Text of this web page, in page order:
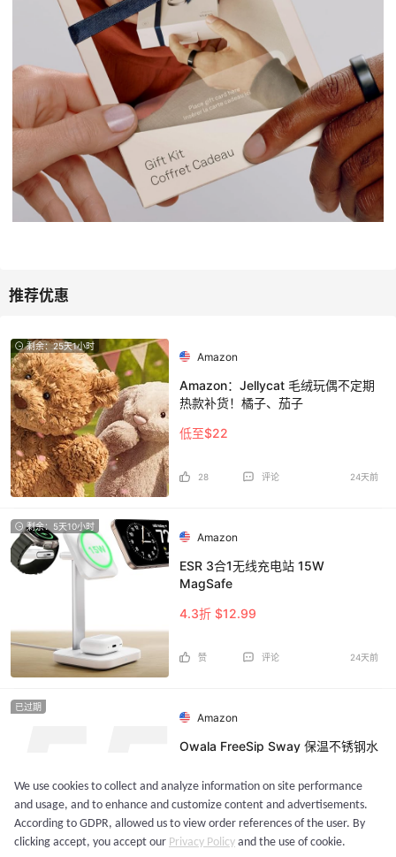
剩余：25天1小时
Amazon
Amazon：Jellycat 毛绒玩偶不定期
热款补货！橘子、茄子
低至$22
28 评论 24天前
剩余：5天10小时
Amazon
ESR 3合1无线充电站 15W
MagSafe
4.3折 $12.99
赞 评论 24天前
已过期
Amazon
Owala FreeSip Sway 保温不锈钢水
6折 $26.99
17 评论
We use cookies to collect and analyze information on site performance
and usage, and to enhance and customize content and advertisements.
According to GDPR, allowed us to view order references of the user. By
clicking accept, you accept our Privacy Policy and the use of cookie.